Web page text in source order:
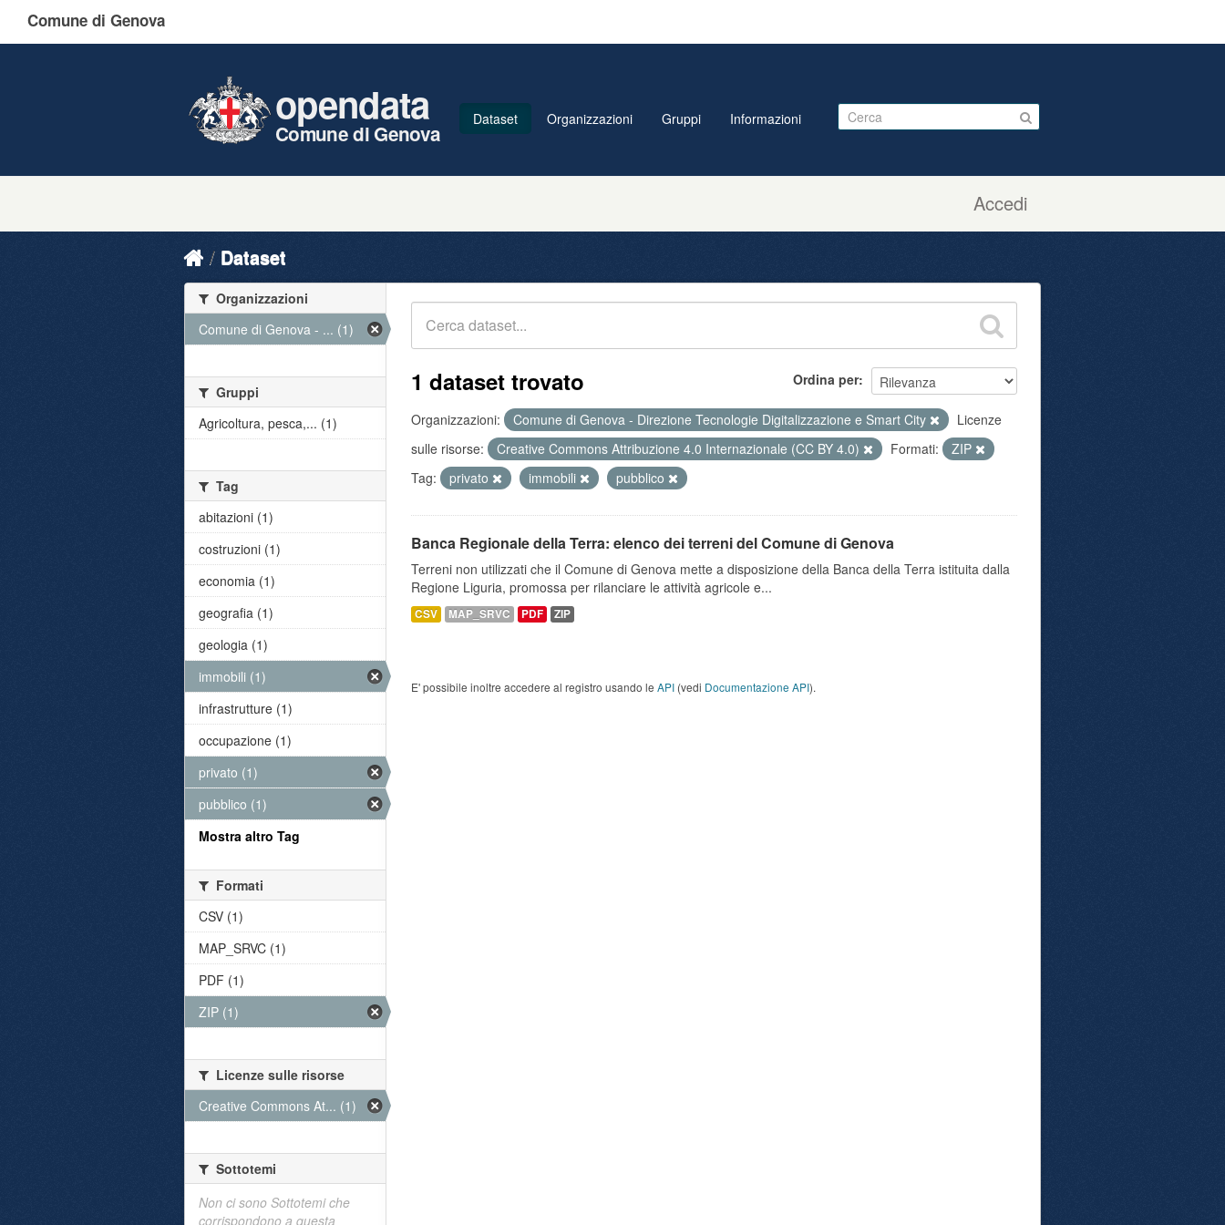
Comune di Genova
Accedi
opendata
Comune di Genova
Dataset Organizzazioni Gruppi Informazioni
Dataset
Ordina per
1 dataset trovato
Organizzazioni: Comune di Genova - Direzione Tecnologie Digitalizzazione e Smart City
Licenze
sulle risorse:
Creative Commons Attribuzione 4.0 Internazionale (CC BY 4.0) Formati:
ZIP
Tag:
privato immobili pubblico
Banca Regionale della Terra: elenco dei terreni del Comune di Genova
Terreni non utilizzati che il Comune di Genova mette a disposizione della Banca della Terra istituita dalla
Regione Liguria, promossa per rilanciare le attività agricole e...
CSV MAP_SRVC PDF ZIP
E' possibile inoltre accedere al registro usando le API (vedi Documentazione API).
Organizzazioni
Comune di Genova - ... (1)
Gruppi
Agricoltura, pesca,... (1)
Tag
abitazioni (1)
costruzioni (1)
economia (1)
geografia (1)
geologia (1)
immobili (1)
infrastrutture (1)
occupazione (1)
privato (1)
pubblico (1)
Mostra altro Tag
Formati
CSV (1)
MAP_SRVC (1)
PDF (1)
ZIP (1)
Licenze sulle risorse
Creative Commons At... (1)
Sottotemi
Non ci sono Sottotemi che
corrispondono a questa